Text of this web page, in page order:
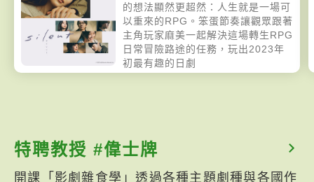
的想法顯然更超然：人生就是一場可
以重來的RPG。笨蛋節奏讓觀眾跟著
主角玩家麻美一起解決這場轉生RPG
日常冒險路途的任務，玩出2023年
初最有趣的日劇
特聘教授 #偉士牌
開課「影劇雜食學」透過各種主題劇種與各國作